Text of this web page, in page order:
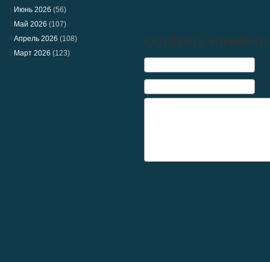
Июнь 2026 (56)
Май 2026 (107)
Апрель 2026 (108)
Март 2026 (123)
Евгений Алдонин…
Оставить